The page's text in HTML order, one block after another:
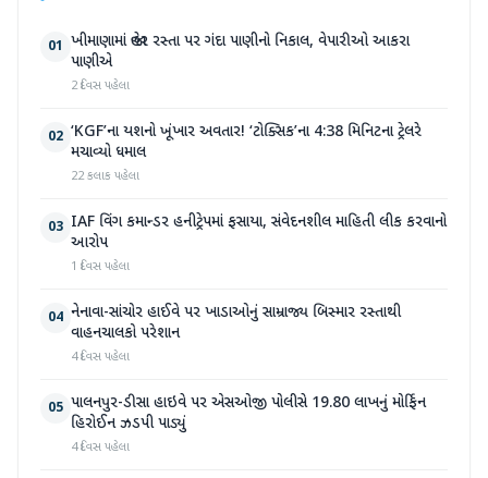
01 ખીમાણામાં જાહેર રસ્તા પર ગંદા પાણીનો નિકાલ, વેપારીઓ આકરા
પાણીએ
2 દિવસ પહેલા
02 ‘KGF’ના યશનો ખૂંખાર અવતાર! ‘ટોક્સિક’ના 4:38 મિનિટના ટ્રેલરે
મચાવ્યો ધમાલ
22 કલાક પહેલા
03 IAF વિંગ કમાન્ડર હનીટ્રેપમાં ફસાયા, સંવેદનશીલ માહિતી લીક કરવાનો
આરોપ
1 દિવસ પહેલા
04 નેનાવા-સાંચોર હાઈવે પર ખાડાઓનું સામ્રાજ્ય બિસ્માર રસ્તાથી
વાહનચાલકો પરેશાન
4 દિવસ પહેલા
05 પાલનપુર-ડીસા હાઇવે પર એસઓજી પોલીસે 19.80 લાખનું મોર્ફિન
હિરોઈન ઝડપી પાડ્યું
4 દિવસ પહેલા